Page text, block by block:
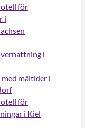
för
i
i
med måltider i
för
i Kiel